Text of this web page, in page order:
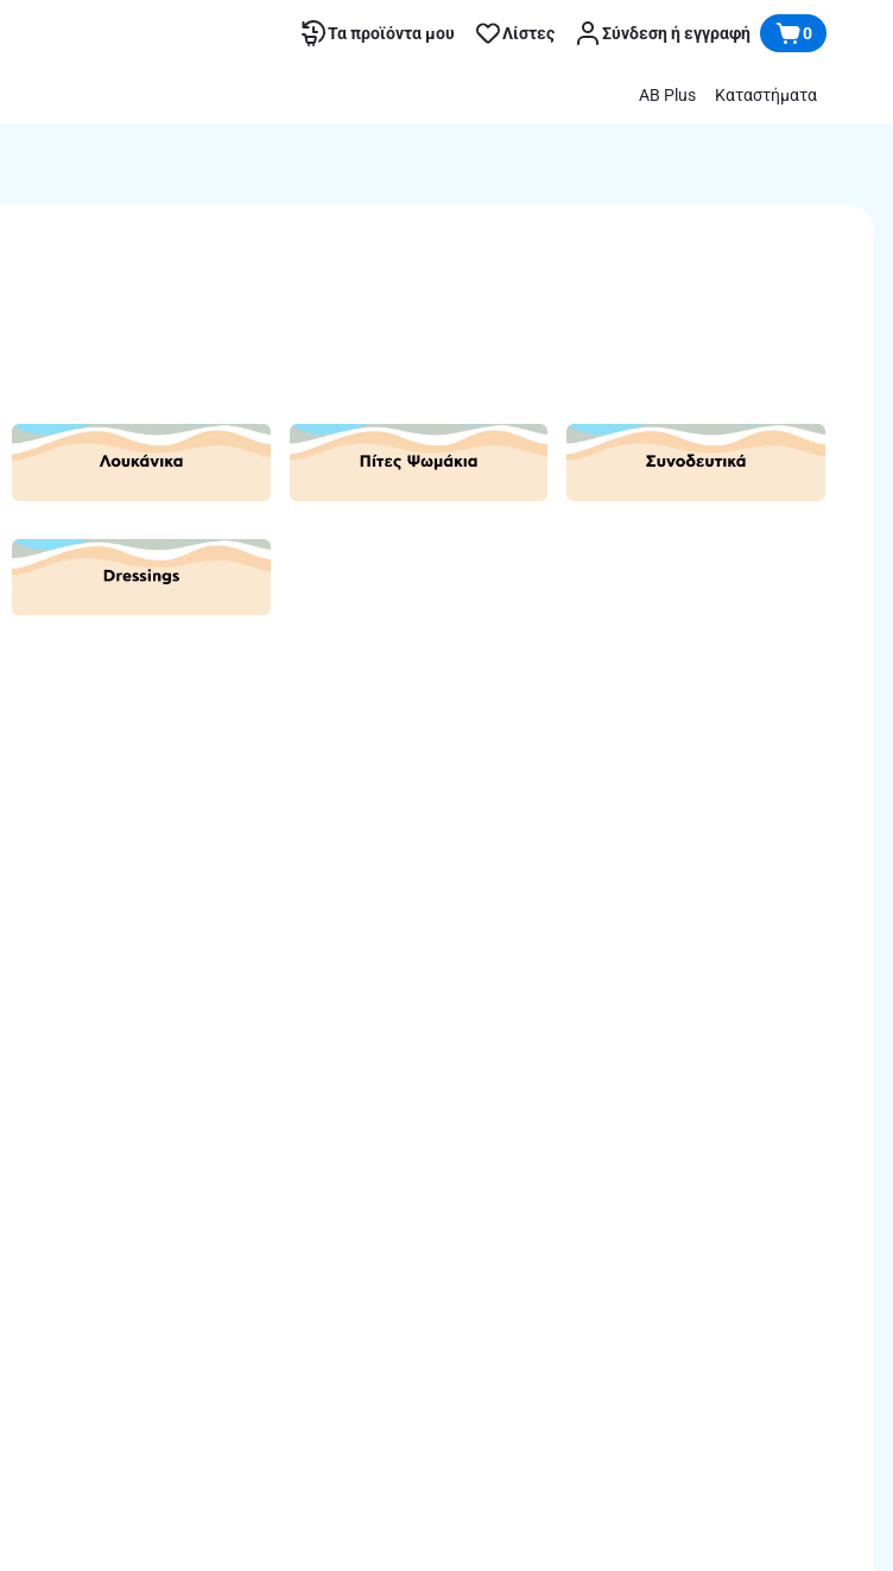
Τα προϊόντα μου Λίστες Σύνδεση ή εγγραφή 0
AB Plus Καταστήματα